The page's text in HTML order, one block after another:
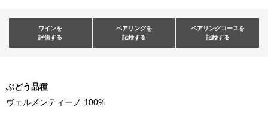
ワインを
評価する
ペアリングを
記録する
ペアリングコースを
記録する
ぶどう品種
ヴェルメンティーノ 100%